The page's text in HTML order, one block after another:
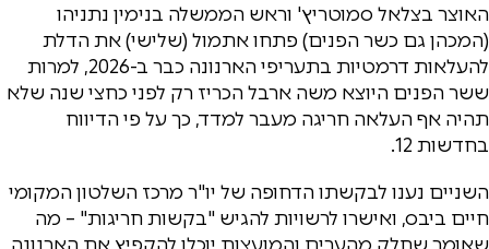
האוצר בצלאל סמוטריץ' וראש הממשלה בנימין נתניהו
(המכהן גם כשר הפנים) פתחו אתמול (שלישי) את הדלת
להעלאות דרמטיות בתעריפי הארנונה כבר ב-2026, למרות
ששר הפנים היוצא משה ארבל הכריז רק לפני כחצי שנה שלא
תהיה אף העלאה חריגה מעבר למדד, כך על פי הדיווח
בחדשות 12.
השניים נענו לבקשתו הדחופה של יו"ר מרכז השלטון המקומי
חיים ביבס, ואישרו לרשויות להגיש "בקשות חריגות" – מה
שאומר שחלק מהערים והמועצות יוכלו להקפיץ את הארנונה